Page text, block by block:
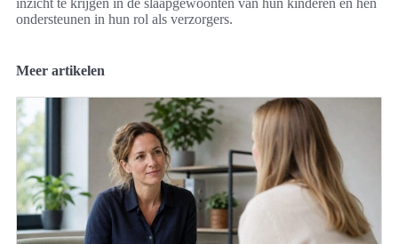
inzicht te krijgen in de slaapgewoonten van hun kinderen en hen
ondersteunen in hun rol als verzorgers.
Meer artikelen